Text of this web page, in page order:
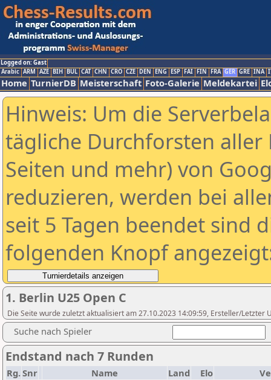
Logged on: Gast
Arabic ARM AZE BIH BUL CAT CHN CRO CZE DEN ENG ESP FAI FIN FRA GER GRE INA
Home TurnierDB Meisterschaft Foto-Galerie Meldekartei
Hinweis: Um die
tägliche Durchforsten aller
Seiten und mehr) von
reduzieren, werden bei
seit 5 Tagen beendet sind
folgenden Knopf
1. Berlin U25 Open C
Die Seite wurde zuletzt aktualisiert am 27.10.2023 14:09:59, Ersteller/Letzter
Suche nach Spieler
Endstand nach 7 Runden
Rg.Snr Name Land Elo